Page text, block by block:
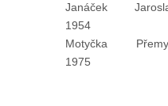
Janáček
1954
Motyčka
1975